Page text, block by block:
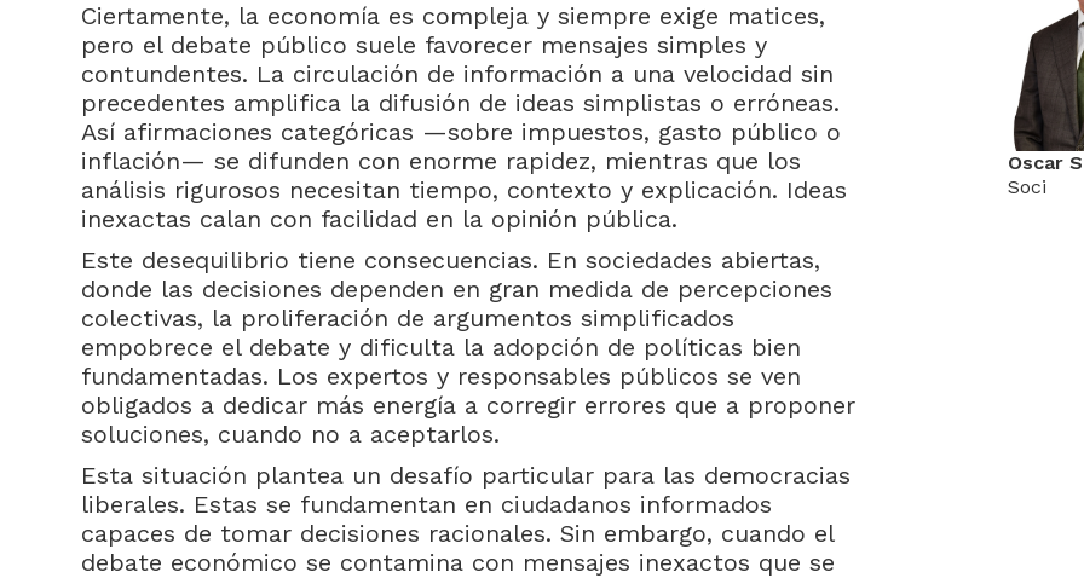
Ciertamente, la economía es compleja y siempre exige matices,
pero el debate público suele favorecer mensajes simples y
contundentes. La circulación de información a una velocidad sin
precedentes amplifica la difusión de ideas simplistas o erróneas.
Así afirmaciones categóricas —sobre impuestos, gasto público o
inflación— se difunden con enorme rapidez, mientras que los
análisis rigurosos necesitan tiempo, contexto y explicación. Ideas
inexactas calan con facilidad en la opinión pública.
Este desequilibrio tiene consecuencias. En sociedades abiertas,
donde las decisiones dependen en gran medida de percepciones
colectivas, la proliferación de argumentos simplificados
empobrece el debate y dificulta la adopción de políticas bien
fundamentadas. Los expertos y responsables públicos se ven
obligados a dedicar más energía a corregir errores que a proponer
soluciones, cuando no a aceptarlos.
Esta situación plantea un desafío particular para las democracias
liberales. Estas se fundamentan en ciudadanos informados
capaces de tomar decisiones racionales. Sin embargo, cuando el
debate económico se contamina con mensajes inexactos que se
Oscar
Soci